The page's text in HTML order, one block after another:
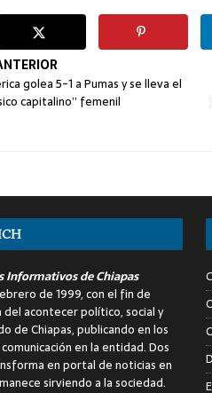
golea 5-1 a Pumas y se lleva el
capitalino” femenil
Informativos de Chiapas
de 1999, con el fin de
acontecer político, social y
de Chiapas, publicando en los
en la entidad. Dos
en portal de noticias en
sirviendo a la sociedad.